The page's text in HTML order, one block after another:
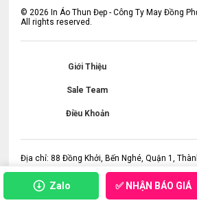
Zalo ✅ NHẬN BÁO GIÁ
©2026 In Áo Thun Đẹp - Công Ty May Đồng
All rights reserved.
Giới Thiệu
Sale Team
Điều Khoản
Địa chỉ: 88 Đồng Khởi, Bến Nghé, Quận 1,